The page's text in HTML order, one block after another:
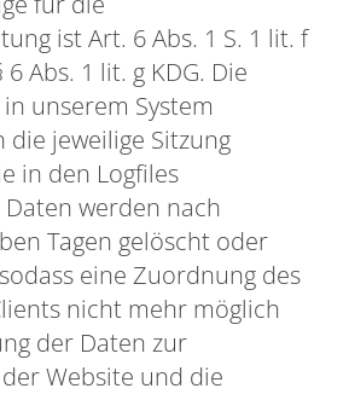
ist Art. 6 Abs. 1 S. 1 lit. f
6 Abs. 1 lit. g KDG. Die
unserem System
die jeweilige Sitzung
in den Logfiles
werden nach
Tagen gelöscht oder
eine Zuordnung des
nicht mehr möglich
der Daten zur
Website und die